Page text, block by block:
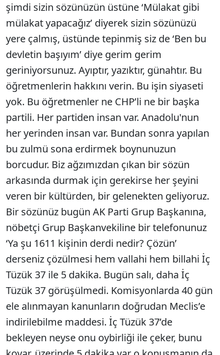
şimdi sizin sözünüzün üstüne ‘Mülakat gibi
mülakat yapacağız’ diyerek sizin sözünüzü
yere çalmış, üstünde tepinmiş siz de ‘Ben bu
devletin başıyım’ diye gerim gerim
geriniyorsunuz. Ayıptır, yazıktır, günahtır. Bu
öğretmenlerin hakkını verin. Bu işin siyaseti
yok. Bu öğretmenler ne CHP’li ne bir başka
partili. Her partiden insan var. Anadolu'nun
her yerinden insan var. Bundan sonra yapılan
bu zulmü sona erdirmek boynunuzun
borcudur. Biz ağzımızdan çıkan bir sözün
arkasında durmak için gerekirse her şeyini
veren bir kültürden, bir gelenekten geliyoruz.
Bir sözünüz bugün AK Parti Grup Başkanına,
nöbetçi Grup Başkanvekiline bir telefonunuz
‘Ya şu 1611 kişinin derdi nedir? Çözün’
derseniz çözülmesi hem vallahi hem billahi İç
Tüzük 37 ile 5 dakika. Bugün salı, daha İç
Tüzük 37 görüşülmedi. Komisyonlarda 40 gün
ele alınmayan kanunların doğrudan Meclis’e
indirilebilme maddesi. İç Tüzük 37’de
bekleyen neyse onu oybirliği ile çeker, bunu